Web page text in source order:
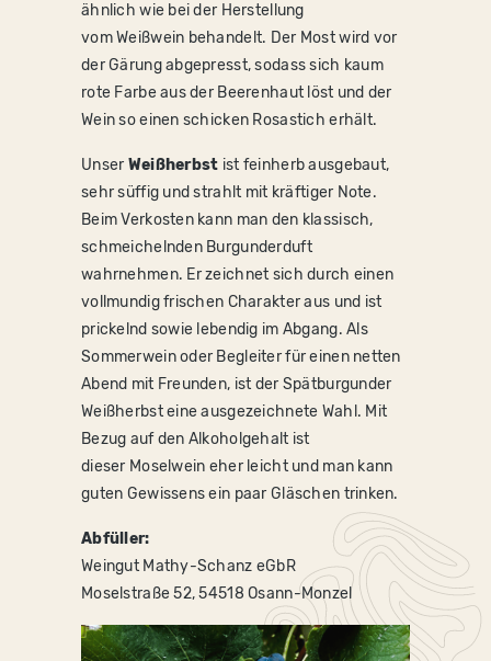
ähnlich wie bei der Herstellung
vom Weißwein behandelt. Der Most wird vor
der Gärung abgepresst, sodass sich kaum
rote Farbe aus der Beerenhaut löst und der
Wein so einen schicken Rosastich erhält.
Unser Weißherbst ist feinherb ausgebaut,
sehr süffig und strahlt mit kräftiger Note.
Beim Verkosten kann man den klassisch,
schmeichelnden Burgunderduft
wahrnehmen. Er zeichnet sich durch einen
vollmundig frischen Charakter aus und ist
prickelnd sowie lebendig im Abgang. Als
Sommerwein oder Begleiter für einen netten
Abend mit Freunden, ist der Spätburgunder
Weißherbst eine ausgezeichnete Wahl. Mit
Bezug auf den Alkoholgehalt ist
dieser Moselwein eher leicht und man kann
guten Gewissens ein paar Gläschen trinken.
Abfüller:
Weingut Mathy-Schanz eGbR
Moselstraße 52,54518 Osann-Monzel